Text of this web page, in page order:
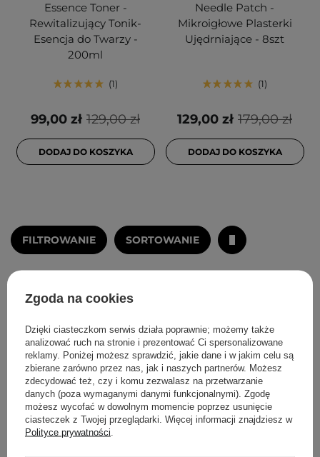
Essence Toner -
Rewitalizujący Tonik-
Esencja do Twarzy -
200ml
1
129,00 zł
99,00 zł
DODAJ DO KOSZYKA
Needle Patch -
Mikroigłowe Plasterki
Ujędrniające - 8szt
1
179,00 zł
129,00 zł
DODAJ DO KOSZYKA
FILTROWANIE SORTOWANIE
Zgoda na cookies
Dzięki ciasteczkom serwis działa poprawnie; możemy także
analizować ruch na stronie i prezentować Ci spersonalizowane
reklamy. Poniżej możesz sprawdzić, jakie dane i w jakim celu są
zbierane zarówno przez nas, jak i naszych partnerów. Możesz
zdecydować też, czy i komu zezwalasz na przetwarzanie
danych (poza wymaganymi danymi funkcjonalnymi). Zgodę
możesz wycofać w dowolnym momencie poprzez usunięcie
ciasteczek z Twojej przeglądarki. Więcej informacji znajdziesz w
Polityce prywatności